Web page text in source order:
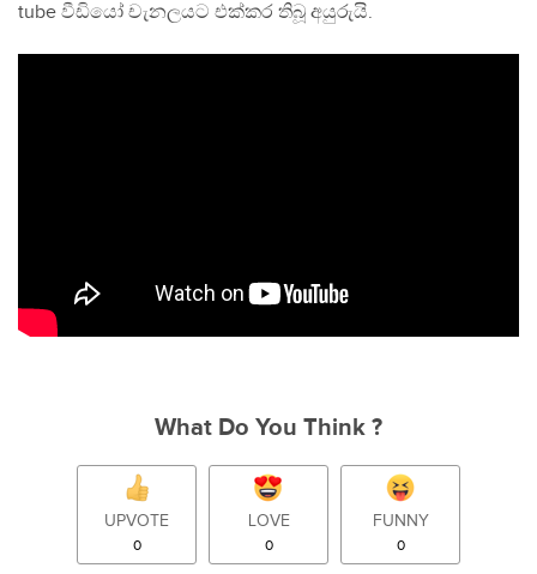
tube වීඩියෝ චැනලයට එක්කර තිබූ අයුරුයි.
What Do You Think ?
UPVOTE
0
LOVE
0
FUNNY
0